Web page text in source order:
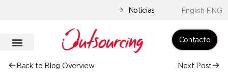
Noticias English ENG
Contacto
Back to Blog Overview Next Post